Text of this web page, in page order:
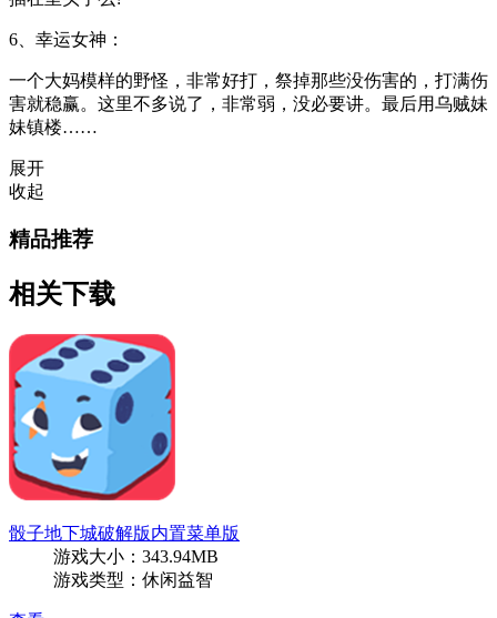
6、幸运女神：
一个大妈模样的野怪，非常好打，祭掉那些没伤害的，打满伤
害就稳赢。这里不多说了，非常弱，没必要讲。最后用乌贼妹
妹镇楼……
展开
收起
精品推荐
相关下载
骰子地下城破解版内置菜单版
游戏大小：343.94MB
游戏类型：休闲益智